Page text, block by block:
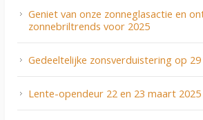
Geniet van onze zonneglasactie en
zonnebriltrends voor 2025
Gedeeltelijke zonsverduistering op
Lente-opendeur 22 en 23 maart 2025